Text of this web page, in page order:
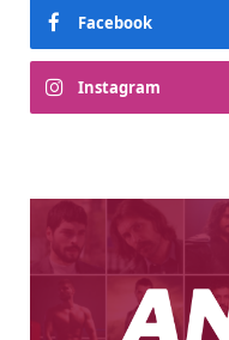
Facebook
Instagram